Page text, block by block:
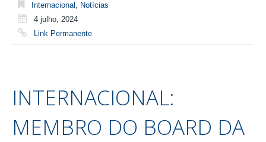
Internacional , Notícias
4 julho, 2024
Link Permanente
INTERNACIONAL:
MEMBRO DO BOARD DA